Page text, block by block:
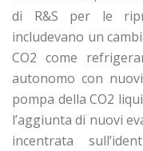
di R&S per le
includevano un
CO2 come
autonomo con
pompa della CO2
l’aggiunta di nuovi
incentrata